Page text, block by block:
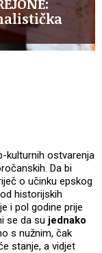
kulturnih ostvarenja
Da bi
o učinku epskog
historijskih
i pol godine prije
se da su jednako
s nužnim, čak
stanje, a vidjet